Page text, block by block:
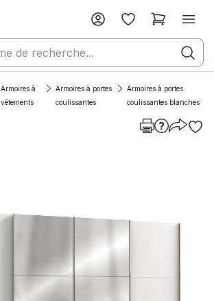
Armoires à
vêtements
Armoires à portes
coulissantes
Armoires à portes
coulissantes blanches